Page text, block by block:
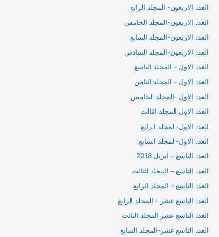
العدد الاربعون- المجلد الرابع
العدد الاربعون-المجلد الخامس
العدد الاربعون-المجلد السابع
العدد الاربعون-المجلد السادس
العدد الاول – المجلد التاسع
العدد الاول – المجلد الثامن
العدد الاول -المجلد الخامس
العدد الاول المجلد الثالث
العدد الاول-المجلد الرابع
العدد الاول-المجلد السابع
العدد التاسع – ابريل 2018
العدد التاسع – المجلد الثالث
العدد التاسع – المجلد الرابع
العدد التاسع عشر – المجلد الرابع
العدد التاسع عشر المجلد الثالث
العدد التاسع عشر-المجلد السابع